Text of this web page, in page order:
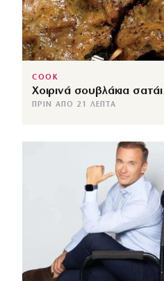
COOK
Χοιρινά σουβλάκια σατάι
ΠΡΙΝ ΑΠΌ 21 ΛΕΠΤΆ